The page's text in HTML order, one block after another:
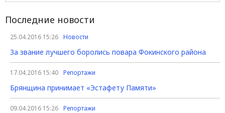
Последние новости
25.04.2016 15:26 Новости
За звание лучшего боролись повара Фокинского района
17.04.2016 15:40 Репортажи
Брянщина принимает «Эстафету Памяти»
09.04.2016 15:26 Репортажи